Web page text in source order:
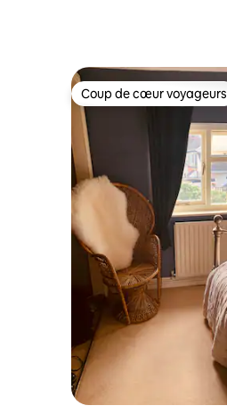
Coup de cœur voyageurs
Coup de cœur voyageurs